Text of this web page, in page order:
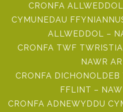
CRONFA
CYMUNEDAU
ALLWEDDOL –
CRONFA TWF
NAWR
CRONFA
FFLINT –
CRONFA ADNEWYDDU